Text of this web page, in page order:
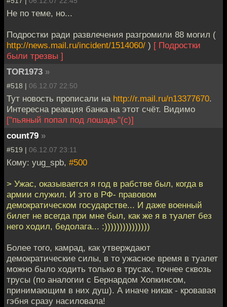
Не по теме, но...
Подростки ради развлечения разгромили 88 могил (
http://news.mail.ru/incident/1514060/ ) [ Подростки
были трезвы ]
TOR1973 »
#518 | 06.12.07 22:50
Тут новость прописали на http://r.mail.ru/n13377670.
Интересна реакция банка на этот счёт. Видимо
["пьяный попал под лошадь"(с)]
count79 »
#519 | 06.12.07 23:11
Кому: yug_spb, #500
> Ужас, оказывается я год в рабстве был, когда в
армии служил. И это в РФ- правовом
демократическом государстве... И даже военный
билет не всегда при мне был, как же я в туалет без
него ходил, бедолага... :)))))))))))))))
Более того, камрад, как утверждают
демократические силы, в то ужасное время в туалет
можно было ходить только в трусах, точнее сквозь
трусы (по аналогии с Бернардом Хопкинсом,
принимающим в них душ). А иначе никак - кровавая
гэбня сразу насиловала!